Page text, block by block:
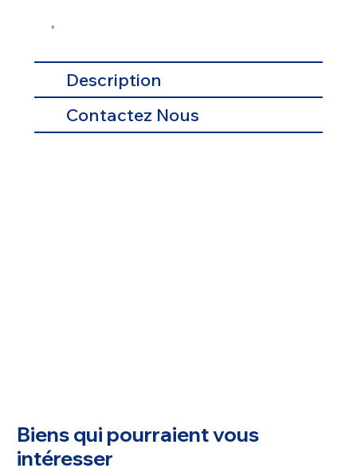
€
Description
Contactez Nous
Biens qui pourraient vous
intéresser